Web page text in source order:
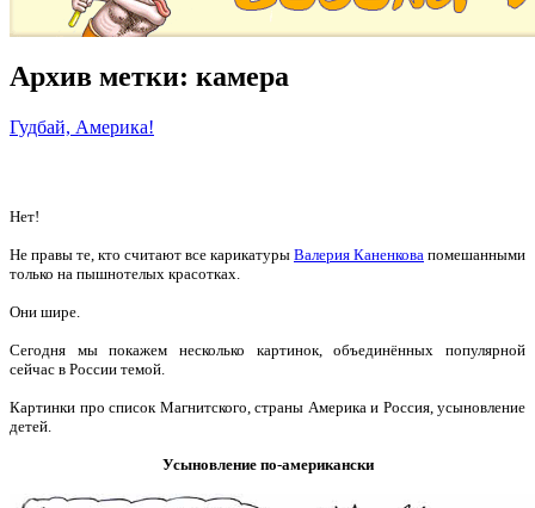
Архив метки: камера
Гудбай, Америка!
Нет!
Не правы те, кто считают все карикатуры Валерия Каненкова помешанными
только на пышнотелых красотках.
Они шире.
Сегодня мы покажем несколько картинок, объединённых популярной
сейчас в России темой.
Картинки про список Магнитского, страны Америка и Россия, усыновление
детей.
Усыновление по-американски